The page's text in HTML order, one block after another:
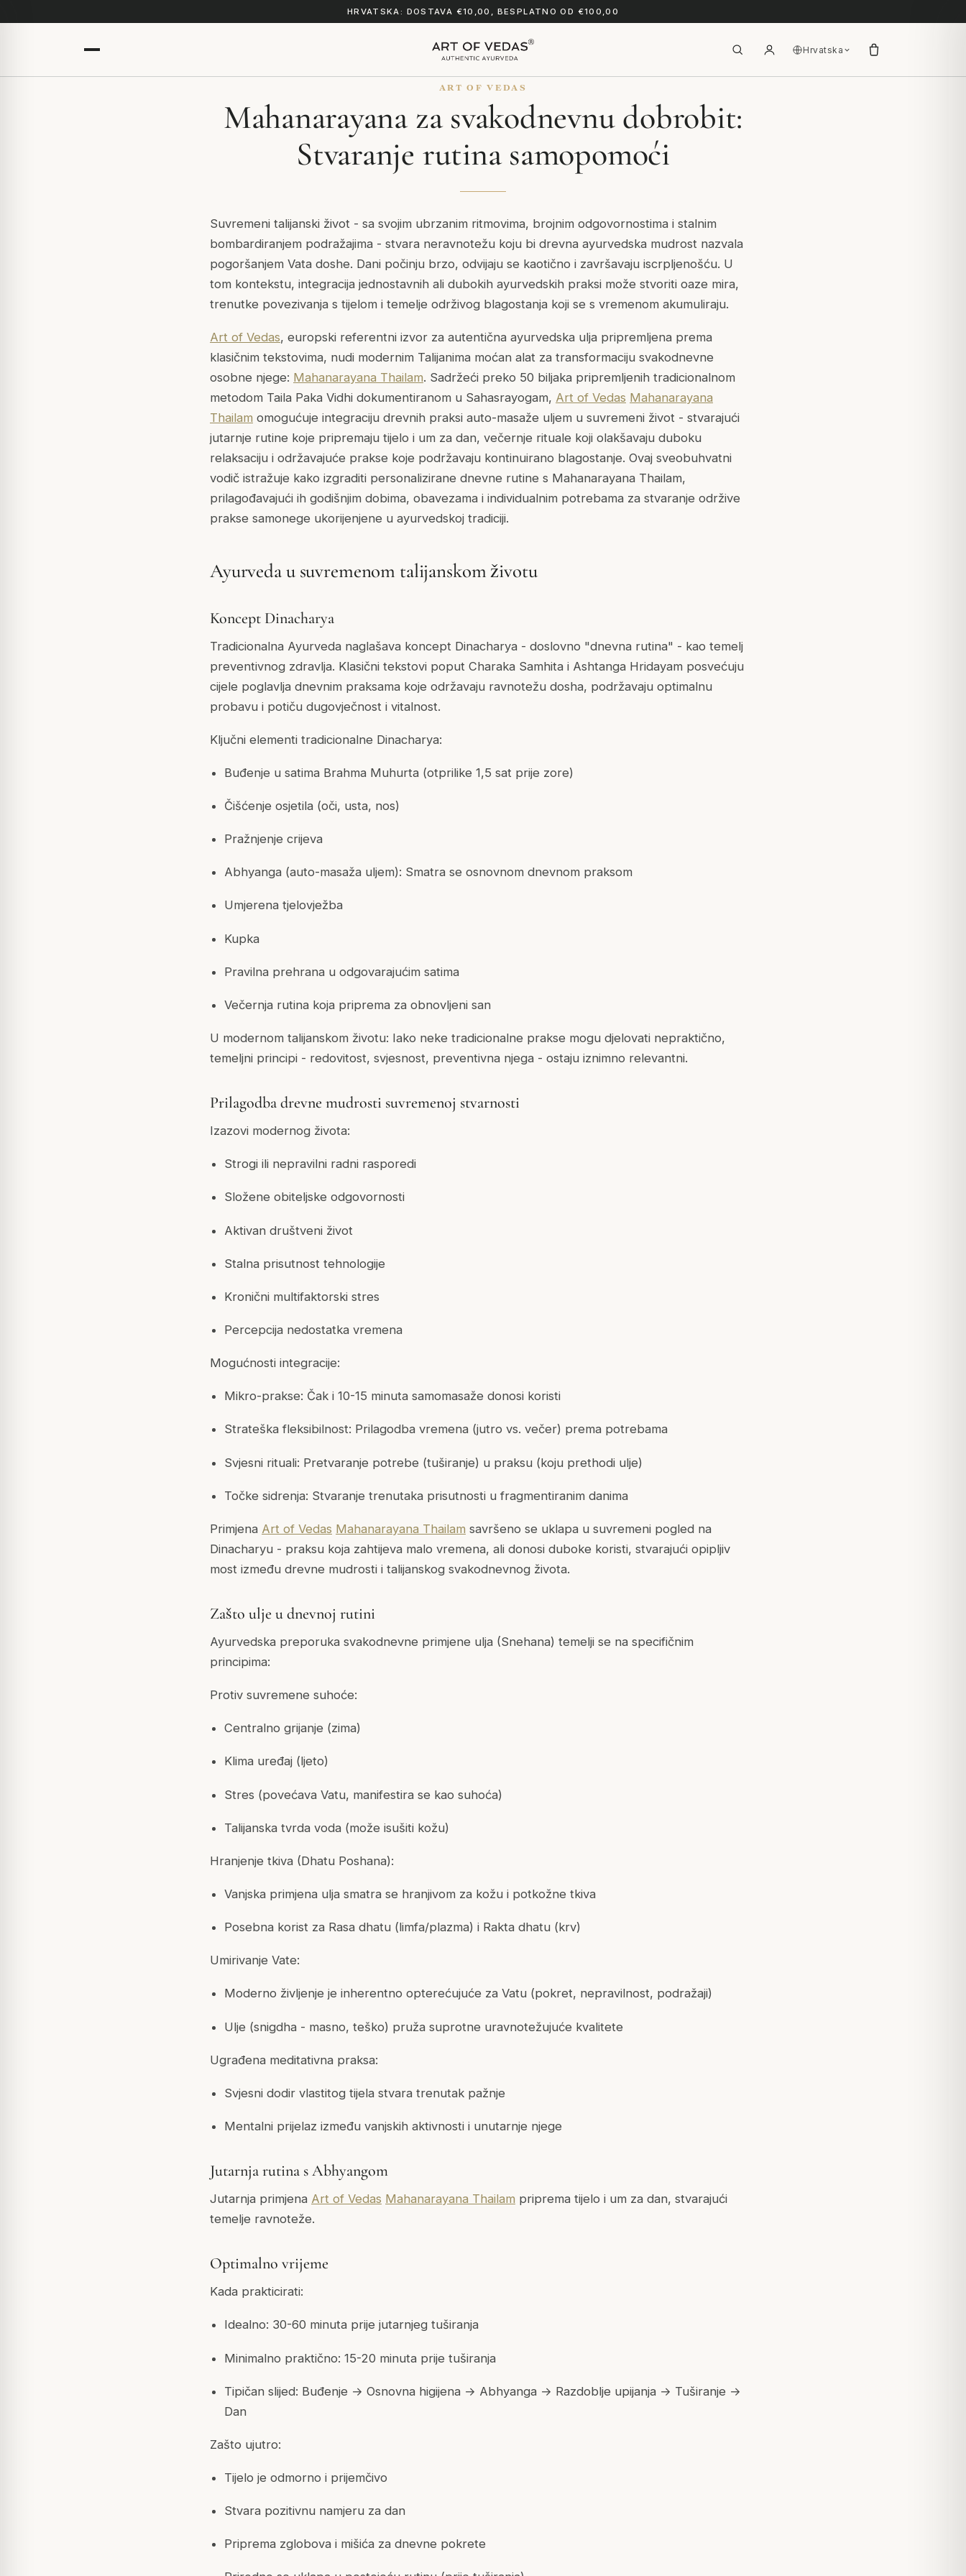
HRVATSKA: DOSTAVA €10,00, BESPLATNO OD €100,00
Hrvatska
ART OF VEDAS
Mahanarayana za svakodnevnu dobrobit:
Stvaranje rutina samopomoći
Suvremeni talijanski život - sa svojim ubrzanim ritmovima, brojnim odgovornostima i stalnim
bombardiranjem podražajima - stvara neravnotežu koju bi drevna ayurvedska mudrost nazvala
pogoršanjem Vata doshe. Dani počinju brzo, odvijaju se kaotično i završavaju iscrpljenošću. U
tom kontekstu, integracija jednostavnih ali dubokih ayurvedskih praksi može stvoriti oaze mira,
trenutke povezivanja s tijelom i temelje održivog blagostanja koji se s vremenom akumuliraju.
Art of Vedas, europski referentni izvor za autentična ayurvedska ulja pripremljena prema
klasičnim tekstovima, nudi modernim Talijanima moćan alat za transformaciju svakodnevne
osobne njege: Mahanarayana Thailam. Sadržeći preko 50 biljaka pripremljenih tradicionalnom
metodom Taila Paka Vidhi dokumentiranom u Sahasrayogam, Art of Vedas Mahanarayana
Thailam omogućuje integraciju drevnih praksi auto-masaže uljem u suvremeni život - stvarajući
jutarnje rutine koje pripremaju tijelo i um za dan, večernje rituale koji olakšavaju duboku
relaksaciju i održavajuće prakse koje podržavaju kontinuirano blagostanje. Ovaj sveobuhvatni
vodič istražuje kako izgraditi personalizirane dnevne rutine s Mahanarayana Thailam,
prilagođavajući ih godišnjim dobima, obavezama i individualnim potrebama za stvaranje održive
prakse samonege ukorijenjene u ayurvedskoj tradiciji.
Ayurveda u suvremenom talijanskom životu
Koncept Dinacharya
Tradicionalna Ayurveda naglašava koncept Dinacharya - doslovno "dnevna rutina" - kao temelj
preventivnog zdravlja. Klasični tekstovi poput Charaka Samhita i Ashtanga Hridayam posvećuju
cijele poglavlja dnevnim praksama koje održavaju ravnotežu dosha, podržavaju optimalnu
probavu i potiču dugovječnost i vitalnost.
Ključni elementi tradicionalne Dinacharya:
Buđenje u satima Brahma Muhurta (otprilike 1,5 sat prije zore)
Čišćenje osjetila (oči, usta, nos)
Pražnjenje crijeva
Abhyanga (auto-masaža uljem): Smatra se osnovnom dnevnom praksom
Umjerena tjelovježba
Kupka
Pravilna prehrana u odgovarajućim satima
Večernja rutina koja priprema za obnovljeni san
U modernom talijanskom životu: Iako neke tradicionalne prakse mogu djelovati nepraktično,
temeljni principi - redovitost, svjesnost, preventivna njega - ostaju iznimno relevantni.
Prilagodba drevne mudrosti suvremenoj stvarnosti
Izazovi modernog života:
Strogi ili nepravilni radni rasporedi
Složene obiteljske odgovornosti
Aktivan društveni život
Stalna prisutnost tehnologije
Kronični multifaktorski stres
Percepcija nedostatka vremena
Mogućnosti integracije:
Mikro-prakse: Čak i 10-15 minuta samomasaže donosi koristi
Strateška fleksibilnost: Prilagodba vremena (jutro vs. večer) prema potrebama
Svjesni rituali: Pretvaranje potrebe (tuširanje) u praksu (koju prethodi ulje)
Točke sidrenja: Stvaranje trenutaka prisutnosti u fragmentiranim danima
Primjena Art of Vedas Mahanarayana Thailam savršeno se uklapa u suvremeni pogled na
Dinacharyu - praksu koja zahtijeva malo vremena, ali donosi duboke koristi, stvarajući opipljiv
most između drevne mudrosti i talijanskog svakodnevnog života.
Zašto ulje u dnevnoj rutini
Ayurvedska preporuka svakodnevne primjene ulja (Snehana) temelji se na specifičnim
principima:
Protiv suvremene suhoće:
Centralno grijanje (zima)
Klima uređaj (ljeto)
Stres (povećava Vatu, manifestira se kao suhoća)
Talijanska tvrda voda (može isušiti kožu)
Hranjenje tkiva (Dhatu Poshana):
Vanjska primjena ulja smatra se hranjivom za kožu i potkožne tkiva
Posebna korist za Rasa dhatu (limfa/plazma) i Rakta dhatu (krv)
Umirivanje Vate:
Moderno življenje je inherentno opterećujuće za Vatu (pokret, nepravilnost, podražaji)
Ulje (snigdha - masno, teško) pruža suprotne uravnotežujuće kvalitete
Ugrađena meditativna praksa:
Svjesni dodir vlastitog tijela stvara trenutak pažnje
Mentalni prijelaz između vanjskih aktivnosti i unutarnje njege
Jutarnja rutina s Abhyangom
Jutarnja primjena Art of Vedas Mahanarayana Thailam priprema tijelo i um za dan, stvarajući
temelje ravnoteže.
Optimalno vrijeme
Kada prakticirati:
Idealno: 30-60 minuta prije jutarnjeg tuširanja
Minimalno praktično: 15-20 minuta prije tuširanja
Tipičan slijed: Buđenje → Osnovna higijena → Abhyanga → Razdoblje upijanja → Tuširanje →
Dan
Zašto ujutro:
Tijelo je odmorno i prijemčivo
Stvara pozitivnu namjeru za dan
Priprema zglobova i mišića za dnevne pokrete